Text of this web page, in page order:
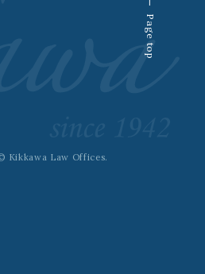
Page top
Kikkawa Law Offices.